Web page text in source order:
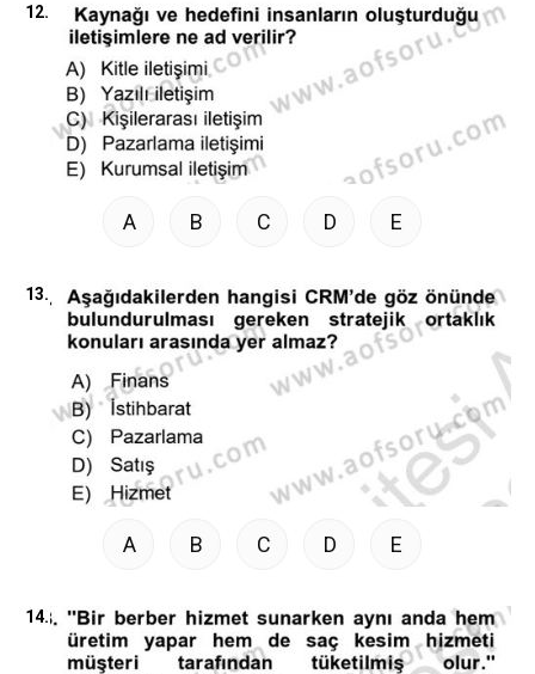
12.
A B C D E
13.
A B C D E
14.